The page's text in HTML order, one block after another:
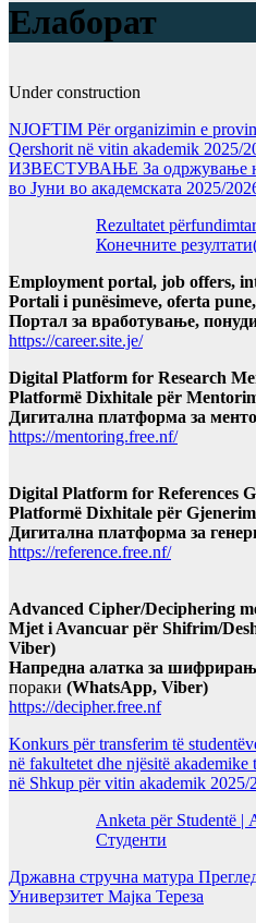
Елаборат
Under construction
NJOFTIM Për organizimin e
Qershorit në vitin akademik 2025/
ИЗВЕСТУВАЊЕ За одржување на
во Јуни во академската 2025/
Rezultatet
Конечните
Employment portal, job offers,
Portali i punësimeve, oferta
Портал за вработување,
https://career.site.je/
Digital Platform for Research
Platformë Dixhitale për
Дигитална платформа за
https://mentoring.free.nf/
Digital Platform for References
Platformë Dixhitale për
Дигитална платформа за
https://reference.free.nf/
Advanced Cipher/Deciphering
Mjet i Avancuar për Shifrim/
Viber)
Напредна алатка за
пораки (WhatsApp, Viber)
https://decipher.free.nf
Konkurs për transferim të
në fakultetet dhe njësitë
në Shkup për vitin akademik 2025/
Anketa për Studentë |
Студенти
Државна стручна матура
Универзитет Мајка Тереза